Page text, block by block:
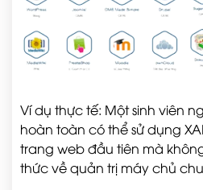
Ví dụ thực tế: Một sinh viên
hoàn toàn có thể sử dụng
trang web đầu tiên mà
thức về quản trị máy chủ